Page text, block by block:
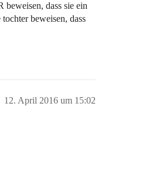
beweisen, dass sie ein
beweisen, dass
12. April 2016 um 15:02